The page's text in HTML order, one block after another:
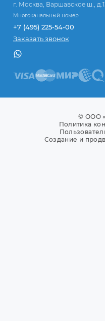
г. Москва, Варшавское ш.,
Многоканальный номер
+7 (495) 225-54-00
Заказать звонок
© ООО
Политика
Создание и